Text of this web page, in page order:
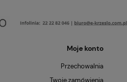
Moje konto
Przechowalnia
Twoje zamówienia